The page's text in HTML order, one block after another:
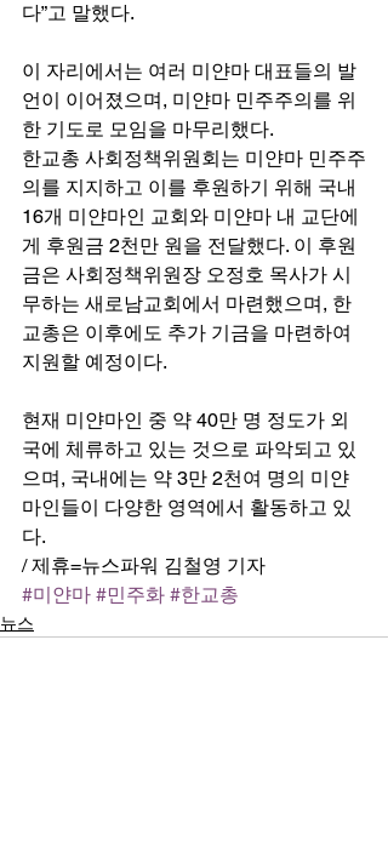
다”고 말했다.
이 자리에서는 여러 미얀마 대표들의 발
언이 이어졌으며, 미얀마 민주주의를 위
한 기도로 모임을 마무리했다.
한교총 사회정책위원회는 미얀마 민주주
의를 지지하고 이를 후원하기 위해 국내
16개 미얀마인 교회와 미얀마 내 교단에
게 후원금 2천만 원을 전달했다. 이 후원
금은 사회정책위원장 오정호 목사가 시
무하는 새로남교회에서 마련했으며, 한
교총은 이후에도 추가 기금을 마련하여
지원할 예정이다.
현재 미얀마인 중 약 40만 명 정도가 외
국에 체류하고 있는 것으로 파악되고 있
으며, 국내에는 약 3만 2천여 명의 미얀
마인들이 다양한 영역에서 활동하고 있
다.
/ 제휴=뉴스파워 김철영 기자
#미얀마 #민주화 #한교총
뉴스